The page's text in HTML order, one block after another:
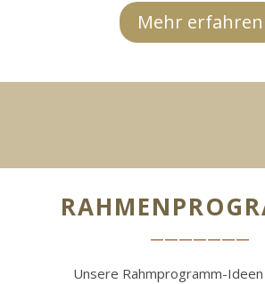
Mehr erfahren
———————
Unsere Rahmprogramm-